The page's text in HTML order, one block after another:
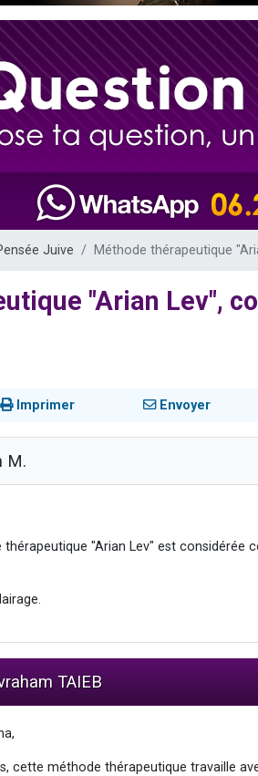
3 personnes viennent de nous rejoindre
8 personnes viennent de faire un don
Nouvelle émission radio : Visions de
61 personnes viennent de demander une
Ariel vient de donner son Maasser
Nathaniel vient de donner son Maasser
4 personnes viennent de nous rejoindre
Juive Méthode thérapeutique
"Arian Lev",
Imprimer Envoyer
M.
"Arian Lev" est considérée
TAIEB
cette méthode thérapeutique travaille